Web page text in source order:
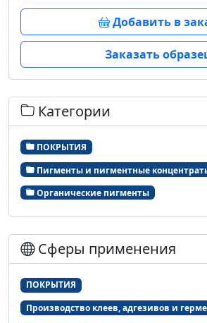
Добавить в
Заказать
Категории
ПОКРЫТИЯ
Пигменты и пигментные
Органические пигменты
Сферы применения
ПОКРЫТИЯ
Производство клеев, адгезивов и